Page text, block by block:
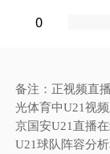
0
备注：正视频直
光体育中U21视
京国安U21直播
U21球队阵容分